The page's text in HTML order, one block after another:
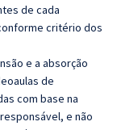
de cada
critério dos
e a absorção
de
com base na
e não